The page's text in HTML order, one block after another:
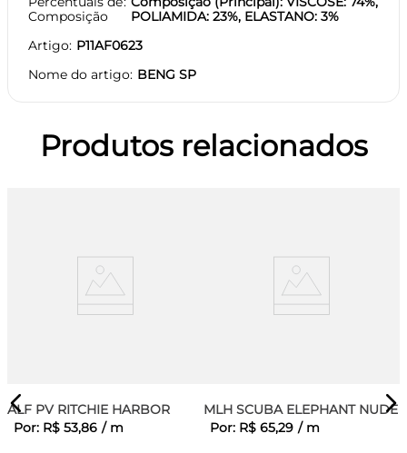
Composição
POLIAMIDA: 23%, ELASTANO: 3%
Artigo P11AF0623
Nome do artigo BENG SP
Produtos relacionados
ALF PV RITCHIE HARBOR
Por: R$ 53,86 / m
MLH SCUBA ELEPHANT NUDE
Por: R$ 65,29 / m